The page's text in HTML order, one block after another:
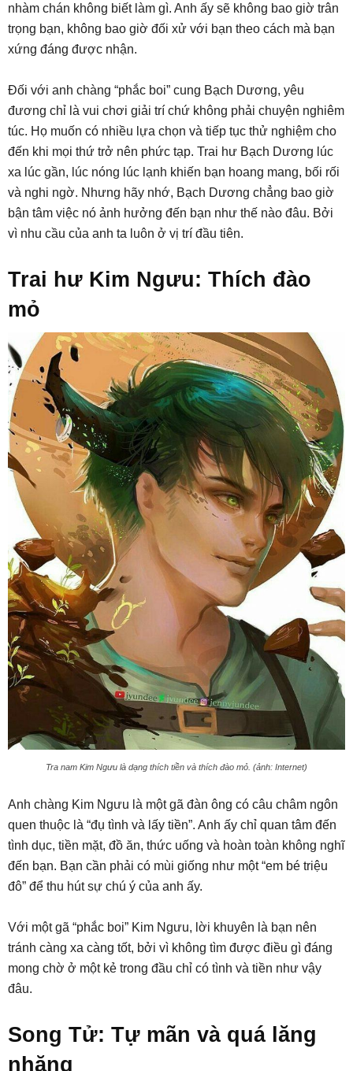
nhàm chán không biết làm gì. Anh ấy sẽ không bao giờ trân
trọng bạn, không bao giờ đối xử với bạn theo cách mà bạn
xứng đáng được nhận.
Đối với anh chàng “phắc boi” cung Bạch Dương, yêu
đương chỉ là vui chơi giải trí chứ không phải chuyện nghiêm
túc. Họ muốn có nhiều lựa chọn và tiếp tục thử nghiệm cho
đến khi mọi thứ trở nên phức tạp. Trai hư Bạch Dương lúc
xa lúc gần, lúc nóng lúc lạnh khiến bạn hoang mang, bối rối
và nghi ngờ. Nhưng hãy nhớ, Bạch Dương chẳng bao giờ
bận tâm việc nó ảnh hưởng đến bạn như thế nào đâu. Bởi
vì nhu cầu của anh ta luôn ở vị trí đầu tiên.
Trai hư Kim Ngưu: Thích đào
mỏ
Tra nam Kim Ngưu là dạng thích tiền và thích đào mỏ. (ảnh: Internet)
Anh chàng Kim Ngưu là một gã đàn ông có câu châm ngôn
quen thuộc là “đụ tình và lấy tiền”. Anh ấy chỉ quan tâm đến
tình dục, tiền mặt, đồ ăn, thức uống và hoàn toàn không nghĩ
đến bạn. Bạn cần phải có mùi giống như một “em bé triệu
đô” để thu hút sự chú ý của anh ấy.
Với một gã “phắc boi” Kim Ngưu, lời khuyên là bạn nên
tránh càng xa càng tốt, bởi vì không tìm được điều gì đáng
mong chờ ở một kẻ trong đầu chỉ có tình và tiền như vậy
đâu.
Song Tử: Tự mãn và quá lăng
nhăng